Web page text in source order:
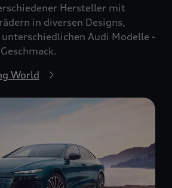
Hersteller mit
in diversen Designs,
unterschiedlichen Audi Modelle -
World